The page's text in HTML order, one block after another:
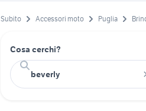
Subito Accessori moto Puglia
Cosa cerchi?